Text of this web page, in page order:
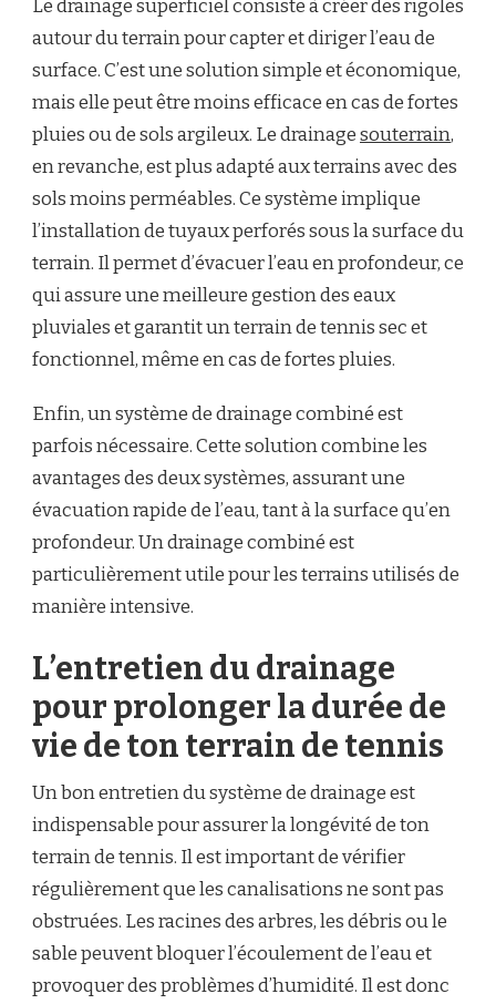
Le drainage superficiel consiste à créer des rigoles
autour du terrain pour capter et diriger l’eau de
surface. C’est une solution simple et économique,
mais elle peut être moins efficace en cas de fortes
pluies ou de sols argileux. Le drainagesouterrain,
en revanche, est plus adapté aux terrains avec des
sols moins perméables. Ce système implique
l’installation de tuyaux perforés sous la surface du
terrain. Il permet d’évacuer l’eau en profondeur, ce
qui assure une meilleure gestion des eaux
pluviales et garantit un terrain de tennis sec et
fonctionnel, même en cas de fortes pluies.
Enfin, un système de drainage combiné est
parfois nécessaire. Cette solution combine les
avantages des deux systèmes, assurant une
évacuation rapide de l’eau, tant à la surface qu’en
profondeur. Un drainage combiné est
particulièrement utile pour les terrains utilisés de
manière intensive.
L’entretien du drainage
pour prolonger la durée de
vie de ton terrain de tennis
Un bon entretien du système de drainage est
indispensable pour assurer la longévité de ton
terrain de tennis. Il est important de vérifier
régulièrement que les canalisations ne sont pas
obstruées. Les racines des arbres, les débris ou le
sable peuvent bloquer l’écoulement de l’eau et
provoquer des problèmes d’humidité. Il est donc